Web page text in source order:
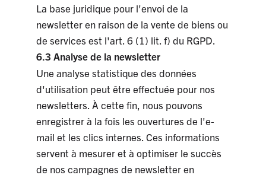
La base juridique pour l'envoi de la
newsletter en raison de la vente de biens ou
de services est l'art. 6 (1) lit. f) du RGPD.
6.3 Analyse de la newsletter
Une analyse statistique des données
d'utilisation peut être effectuée pour nos
newsletters. À cette fin, nous pouvons
enregistrer à la fois les ouvertures de l'e-
mail et les clics internes. Ces informations
servent à mesurer et à optimiser le succès
de nos campagnes de newsletter en